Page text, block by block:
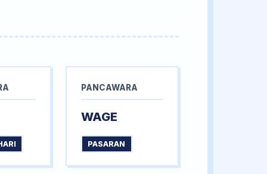
PANCAWARA
WAGE
PASARAN